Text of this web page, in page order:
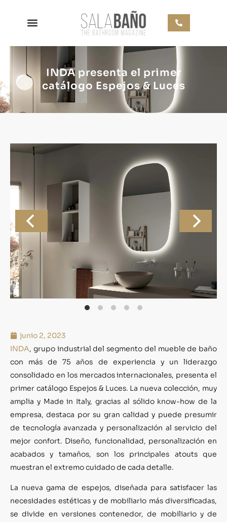
INDA presenta el primer
catálogo Espejos & Luces
junio 2, 2023
INDA, grupo industrial del segmento del mueble de baño
con más de 75 años de experiencia y un liderazgo
consolidado en los mercados internacionales, presenta el
primer catálogo Espejos & Luces. La nueva colección, muy
amplia y Made in Italy, gracias al sólido know-how de la
empresa, destaca por su gran calidad y puede presumir
de tecnología avanzada y personalización al servicio del
mejor confort. Diseño, funcionalidad, personalización en
acabados y tamaños, son los principales atouts que
muestran el extremo cuidado de cada detalle.
La nueva gama de espejos, diseñada para satisfacer las
necesidades estéticas y de mobiliario más diversificadas,
se divide en versiones contenedor, de mobiliario y de